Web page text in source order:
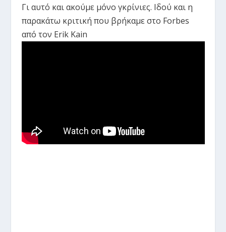
Γι αυτό και ακούμε μόνο γκρίνιες. Ιδού και η
παρακάτω κριτική που βρήκαμε στο Forbes
από τον Erik Kain